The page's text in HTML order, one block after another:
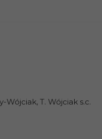
T. Wójciak s.c.